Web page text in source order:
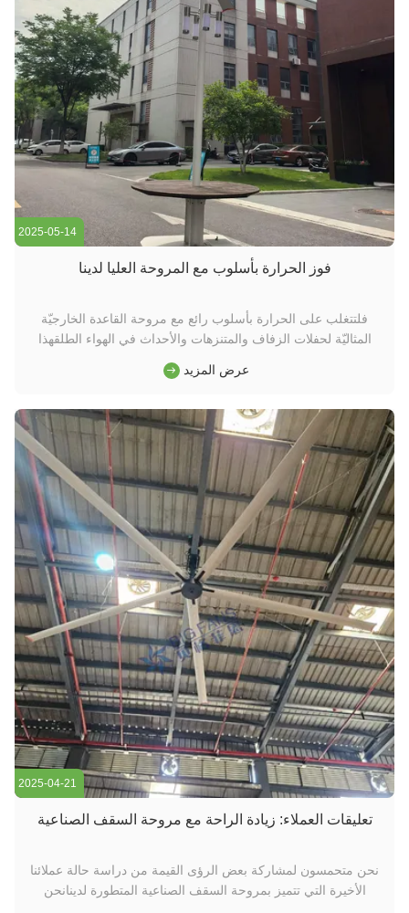
2025-05-14
فوز الحرارة بأسلوب مع المروحة العليا لدينا
فلتتغلب على الحرارة بأسلوب رائع مع مروحة القاعدة الخارجيّة
المثاليّة لحفلات الزفاف والمتنزهات والأحداث في الهواء الطلقهذا
✔ نسيم عالي الكفاءة ️ تغطية واسعة للحصول على أقصى قدر من
...
عرض المزيد
2025-04-21
تعليقات العملاء: زيادة الراحة مع مروحة السقف الصناعية
نحن متحمسون لمشاركة بعض الرؤى القيمة من دراسة حالة عملائنا
الأخيرة التي تتميز بمروحة السقف الصناعية المتطورة لدينانحن